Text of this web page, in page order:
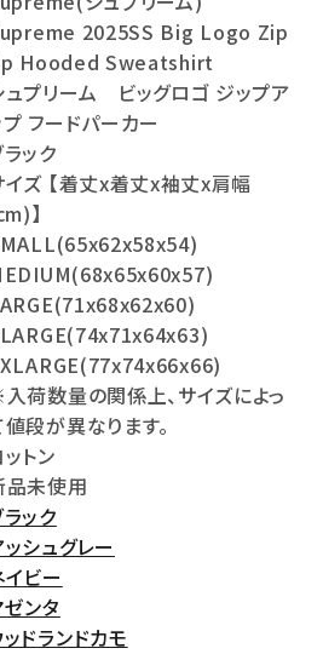
2025SS Big Logo Zip
Hooded Sweatshirt
ュプリーム ビッグロゴ ジップア
プ フードパーカー
ック
イズ 【着丈x着丈x袖丈x肩幅
】
荷数量の関係上、サイズによっ
段が異なります。
トン
品未使用
ック
ッシュグレー
イビー
ンタ
ッドランドカモ